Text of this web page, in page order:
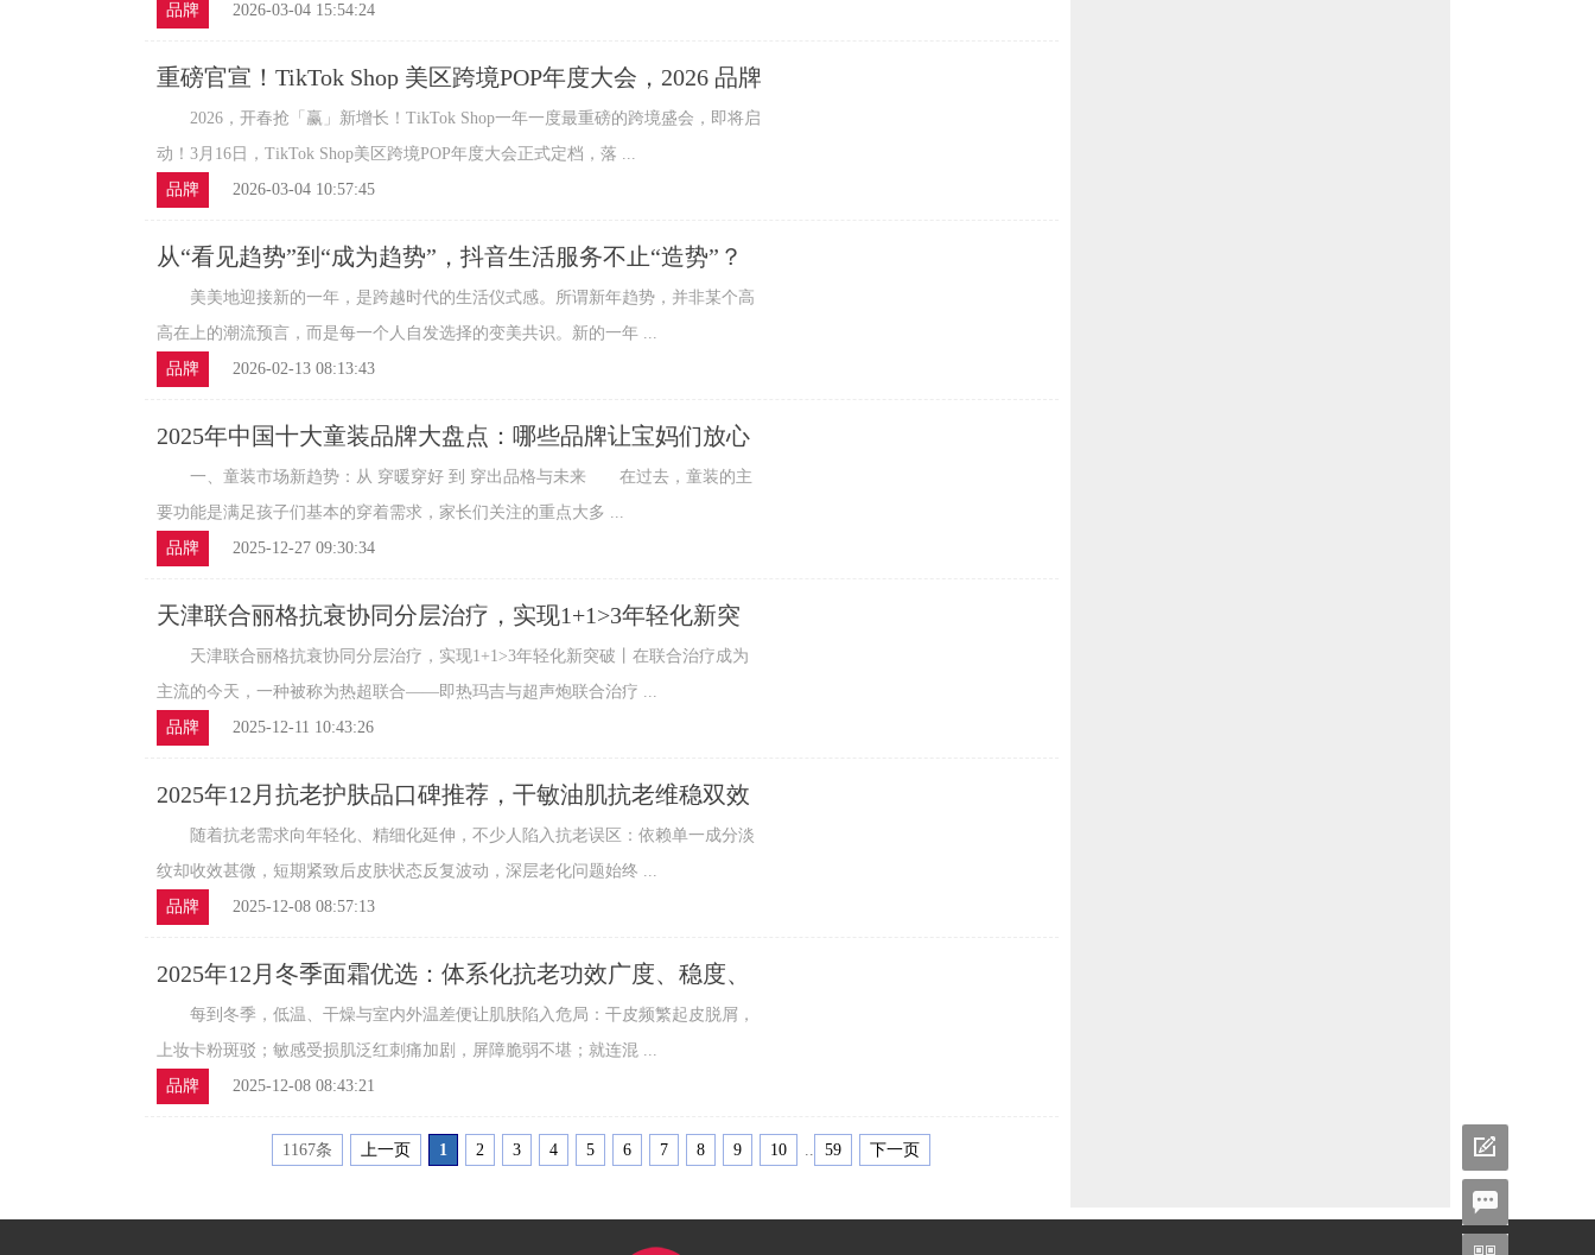
品牌
2026-03-04 15:54:24
重磅官宣！TikTok Shop 美区跨境POP年度大会，2026 品牌
2026，开春抢「赢」新增长！TikTok Shop一年一度最重磅的跨境盛会，即将启
动！3月16日，TikTok Shop美区跨境POP年度大会正式定档，落 ...
品牌
2026-03-04 10:57:45
从“看见趋势”到“成为趋势”，抖音生活服务不止“造势”？
美美地迎接新的一年，是跨越时代的生活仪式感。所谓新年趋势，并非某个高
高在上的潮流预言，而是每一个人自发选择的变美共识。新的一年 ...
品牌
2026-02-13 08:13:43
2025年中国十大童装品牌大盘点：哪些品牌让宝妈们放心
一、童装市场新趋势：从 穿暖穿好 到 穿出品格与未来 在过去，童装的主
要功能是满足孩子们基本的穿着需求，家长们关注的重点大多 ...
品牌
2025-12-27 09:30:34
天津联合丽格抗衰协同分层治疗，实现1+1>3年轻化新突
天津联合丽格抗衰协同分层治疗，实现1+1>3年轻化新突破丨在联合治疗成为
主流的今天，一种被称为热超联合——即热玛吉与超声炮联合治疗 ...
品牌
2025-12-11 10:43:26
2025年12月抗老护肤品口碑推荐，干敏油肌抗老维稳双效
随着抗老需求向年轻化、精细化延伸，不少人陷入抗老误区：依赖单一成分淡
纹却收效甚微，短期紧致后皮肤状态反复波动，深层老化问题始终 ...
品牌
2025-12-08 08:57:13
2025年12月冬季面霜优选：体系化抗老功效广度、稳度、
每到冬季，低温、干燥与室内外温差便让肌肤陷入危局：干皮频繁起皮脱屑，
上妆卡粉斑驳；敏感受损肌泛红刺痛加剧，屏障脆弱不堪；就连混 ...
品牌
2025-12-08 08:43:21
1167条 上一页 1 2 3 4 5 6 7 8 9 10 .. 59 下一页